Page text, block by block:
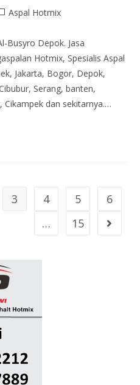
Aspal Hotmix
Busyro Depok. Jasa
Hotmix, Spesialis Aspal
Jakarta, Bogor, Depok,
Serang, banten,
Cikampek dan sekitarnya.…
3 4 5
6
…
15